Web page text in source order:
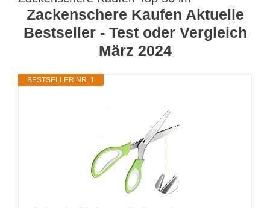
Zackenschere Kaufen Aktuelle
Bestseller - Test oder Vergleich
März 2024
BESTSELLER NR. 1